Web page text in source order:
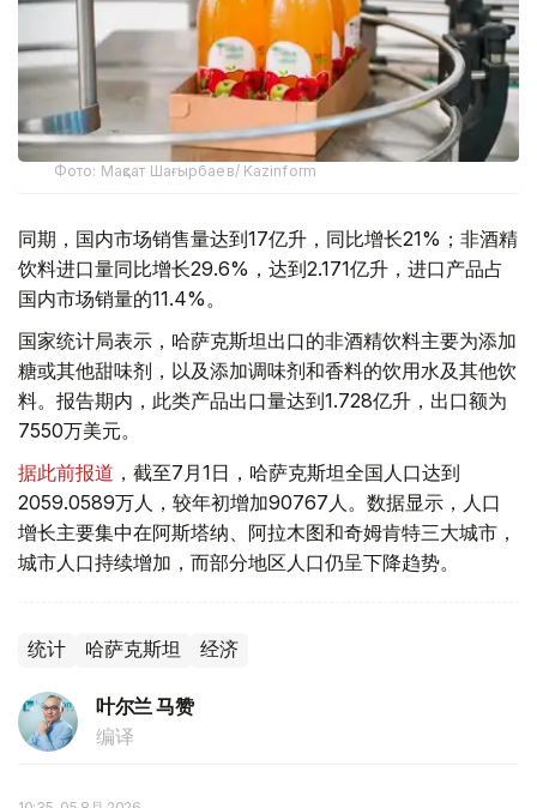
Фото: Мақсат Шағырбаев/ Kazinform
同期，国内市场销售量达到17亿升，同比增长21%；非酒精
饮料进口量同比增长29.6%，达到2.171亿升，进口产品占
国内市场销量的11.4%。
国家统计局表示，哈萨克斯坦出口的非酒精饮料主要为添加
糖或其他甜味剂，以及添加调味剂和香料的饮用水及其他饮
料。报告期内，此类产品出口量达到1.728亿升，出口额为
7550万美元。
据此前报道 ，截至7月1日，哈萨克斯坦全国人口达到
2059.0589万人，较年初增加90767人。数据显示，人口
增长主要集中在阿斯塔纳、阿拉木图和奇姆肯特三大城市，
城市人口持续增加，而部分地区人口仍呈下降趋势。
统计 哈萨克斯坦 经济
叶尔兰 马赞
编译